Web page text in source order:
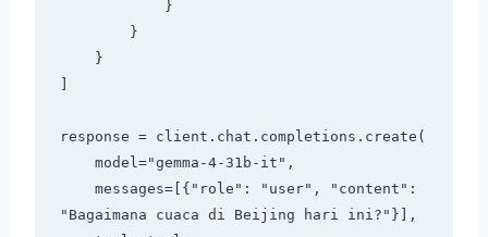
response = client.chat.completions.create(
"Bagaimana cuaca di Beijing hari ini?"}],